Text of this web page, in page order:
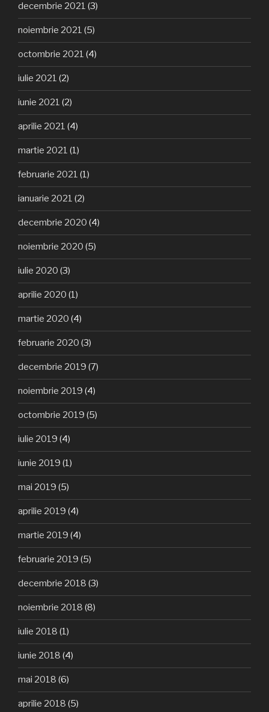
decembrie 2021 (3)
noiembrie 2021 (5)
octombrie 2021 (4)
iulie 2021 (2)
iunie 2021 (2)
aprilie 2021 (4)
martie 2021 (1)
februarie 2021 (1)
ianuarie 2021 (2)
decembrie 2020 (4)
noiembrie 2020 (5)
iulie 2020 (3)
aprilie 2020 (1)
martie 2020 (4)
februarie 2020 (3)
decembrie 2019 (7)
noiembrie 2019 (4)
octombrie 2019 (5)
iulie 2019 (4)
iunie 2019 (1)
mai 2019 (5)
aprilie 2019 (4)
martie 2019 (4)
februarie 2019 (5)
decembrie 2018 (3)
noiembrie 2018 (8)
iulie 2018 (1)
iunie 2018 (4)
mai 2018 (6)
aprilie 2018 (5)